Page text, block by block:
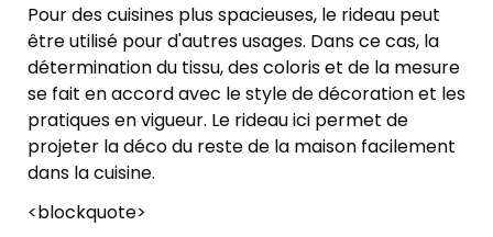
Pour des cuisines plus spacieuses, le rideau peut
être utilisé pour d'autres usages. Dans ce cas, la
détermination du tissu, des coloris et de la mesure
se fait en accord avec le style de décoration et les
pratiques en vigueur. Le rideau ici permet de
projeter la déco du reste de la maison facilement
dans la cuisine.
<blockquote>